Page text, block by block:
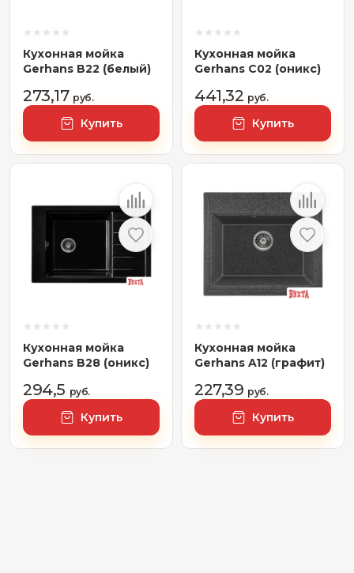
Кухонная мойка
Gerhans B22 (белый)
273,17 руб.
Купить
Кухонная мойка
Gerhans C02 (оникс)
441,32 руб.
Купить
Кухонная мойка
Gerhans B28 (оникс)
294,5 руб.
Купить
Кухонная мойка
Gerhans A12 (графит)
227,39 руб.
Купить